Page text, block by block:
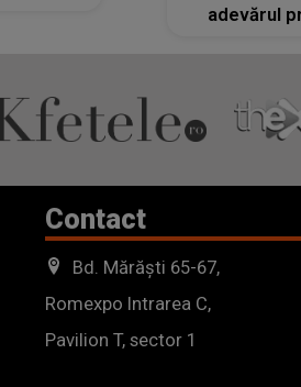
adevărul
Contact
Bd. Mărăști 65-67,
Romexpo Intrarea C,
Pavilion T, sector 1